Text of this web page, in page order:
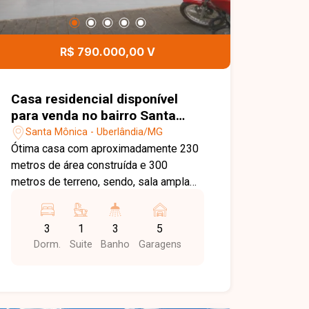
funcionalidade e área de lazer privativa.
Entre em contato para mais
R$ 790.000,00 V
Casa residencial disponível
para venda no bairro Santa
Mônica em Uberlândia-MG
Santa Mônica - Uberlândia/MG
Ótima casa com aproximadamente 230
metros de área construída e 300
metros de terreno, sendo, sala ampla
amplos, sendo uma suite com box e
armários, banheiro social, cozinha com
armários, área de serviço, edicula com
3
Dorm.
1
Suite
3
Banho
5
Garagens